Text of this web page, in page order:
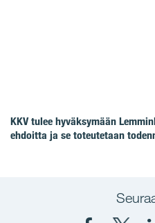
KKV tulee hyväksymään
ehdoitta ja se toteutetaan